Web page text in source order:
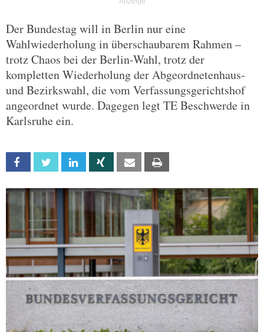
Der Bundestag will in Berlin nur eine
Wahlwiederholung in überschaubarem Rahmen –
trotz Chaos bei der Berlin-Wahl, trotz der
kompletten Wiederholung der Abgeordnetenhaus-
und Bezirkswahl, die vom Verfassungsgerichtshof
angeordnet wurde. Dagegen legt TE Beschwerde in
Karlsruhe ein.
Facebook Twitter Linkedin Xing Email